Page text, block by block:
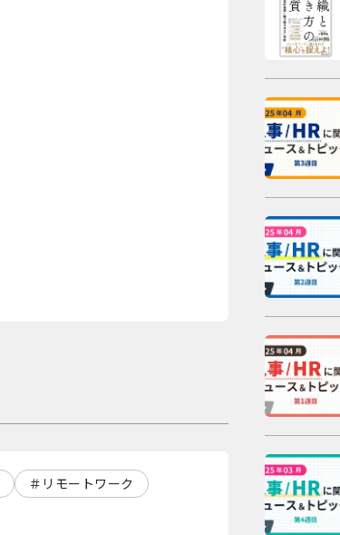
リモートワーク